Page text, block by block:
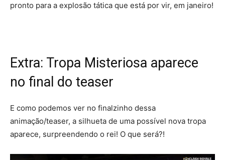
pronto para a explosão tática que está por vir, em janeiro!
Extra: Tropa Misteriosa aparece
no final do teaser
E como podemos ver no finalzinho dessa
animação/teaser, a silhueta de uma possível nova tropa
aparece, surpreendendo o rei! O que será?!